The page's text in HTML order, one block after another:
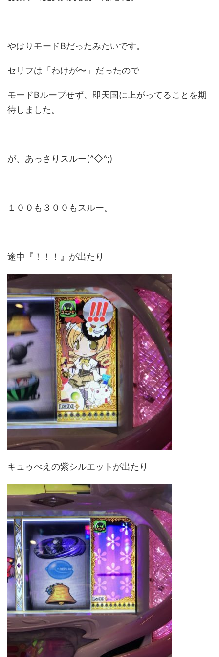
やはりモードBだったみたいです。
セリフは「わけが〜」だったので
モードBループせず、即天国に上がってることを期
待しました。
が、あっさりスルー(^◇^;)
１００も３００もスルー。
途中『！！！』が出たり
キュゥべえの紫シルエットが出たり